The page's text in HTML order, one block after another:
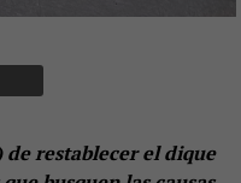
de restablecer el dique